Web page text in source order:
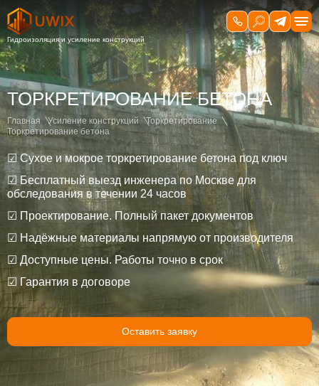
ТОРКРЕТИРОВАНИЕ БЕТОНА
Главная Усиление конструкций
Торкретирование
Торкретирование бетона
☑ Сухое и мокрое торкретирование бетона под ключ
☑ Бесплатный выезд инженера по Москве для
обследования в течении 24 часов
☑ Проектирование. Полный пакет документов
☑ Надёжные материалы напрямую от производителя
☑ Доступные цены. Работы точно в срок
☑ Гарантия в договоре
Оставить заявку